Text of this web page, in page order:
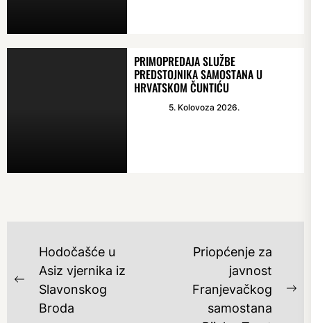
PRIMOPREDAJA SLUŽBE
PREDSTOJNIKA SAMOSTANA U
HRVATSKOM ČUNTIĆU
5. Kolovoza 2026.
NAVIGACIJA
OBJAVA
Previous
post:
Hodočašće u
Asiz vjernika iz
Slavonskog
Broda
Priopćenje za
javnost
Franjevačkog
samostana